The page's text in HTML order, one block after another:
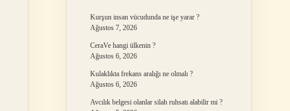
Kurşun insan vücudunda ne işe yarar ?
Ağustos 7, 2026
CeraVe hangi ülkenin ?
Ağustos 6, 2026
Kulaklıkta frekans aralığı ne olmalı ?
Ağustos 6, 2026
Avcılık belgesi olanlar silah ruhsatı alabilir mi ?